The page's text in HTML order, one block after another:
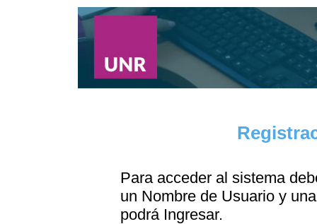
Para acceder al sistema
un Nombre de Usuario y
podrá Ingresar.